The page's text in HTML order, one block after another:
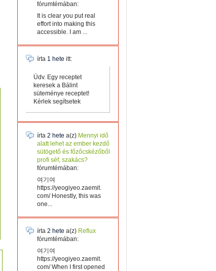
fórumtémában:
It is clear you put real
effort into making this
accessible. I am ...
írta 1 hete itt:
Üdv. Egy receptet
keresek a Bálint
süteménye receptet!
Kérlek segítsetek
írta 2 hete a(z) Mennyi idő
alatt lehet az ember kezdő
sütögető és főzőcskézőből
profi séf, szakács?
fórumtémában:
여기여
https://yeogiyeo.zaemit.
com/ Honestly, this was
one...
írta 2 hete a(z) Reflux
fórumtémában:
여기여
https://yeogiyeo.zaemit.
com/ When I first opened